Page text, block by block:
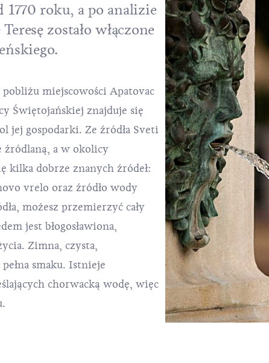
1770 roku, a po analizie
zostało włączone
miejscowości Apatovac
Świętojańskiej znajduje się
jej gospodarki. Ze źródła Sveti
źródlaną, a w okolicy
kilka dobrze znanych źródeł:
vrelo oraz źródło wody
możesz przemierzyć cały
jest błogosławiona,
Zimna, czysta,
smaku. Istnieje
chorwacką wodę, więc